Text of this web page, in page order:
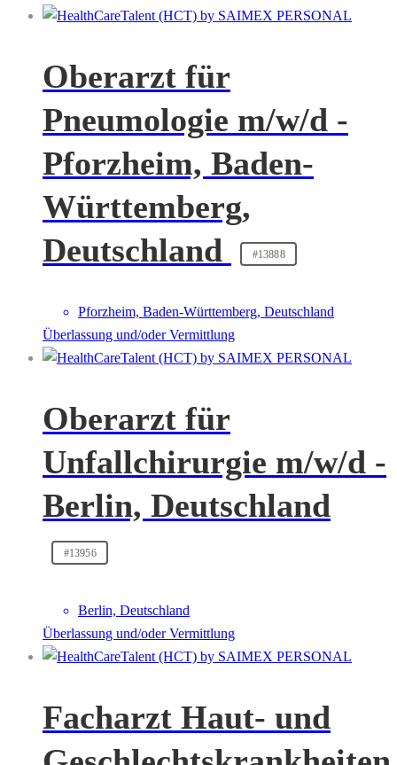
Oberarzt für
Pneumologie m/w/d -
Pforzheim, Baden-
Württemberg,
Deutschland
#13888
Pforzheim, Baden-Württemberg, Deutschland
Überlassung und/oder Vermittlung
Oberarzt für
Unfallchirurgie m/w/d -
Berlin, Deutschland
#13956
Berlin, Deutschland
Überlassung und/oder Vermittlung
Facharzt Haut- und